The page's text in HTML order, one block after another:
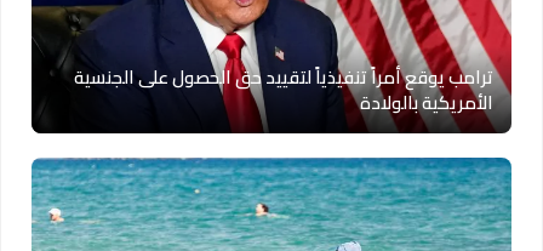
ترامب يوقع أمراً تنفيذياً لتقييد حق الحصول على الجنسية
الأمريكية بالولادة